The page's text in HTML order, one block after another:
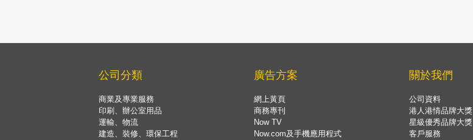
公司分類
商業及專業服務
印刷、辦公室用品
運輸、物流
建造、裝修、環保工程
廣告方案
網上黃頁
商務專刊
Now TV
Now.com及手機應用程式
關於我們
公司資料
港人港情品牌大獎
星級優秀品牌大獎
客戶服務